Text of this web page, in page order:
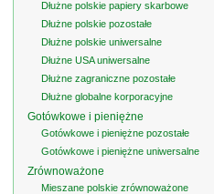
Dłużne polskie papiery skarbowe
Dłużne polskie pozostałe
Dłużne polskie uniwersalne
Dłużne USA uniwersalne
Dłużne zagraniczne pozostałe
Dłużne globalne korporacyjne
Gotówkowe i pieniężne
Gotówkowe i pieniężne pozostałe
Gotówkowe i pieniężne uniwersalne
Zrównoważone
Mieszane polskie zrównoważone